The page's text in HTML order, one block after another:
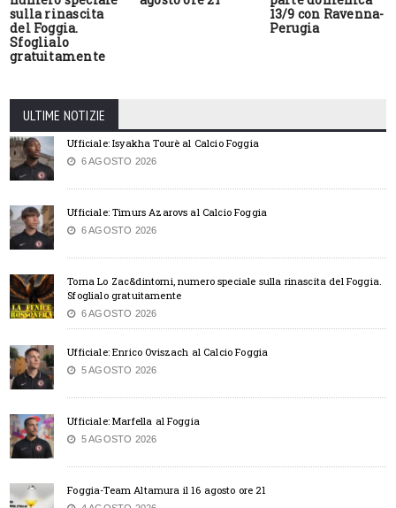
sulla rinascita
del Foggia.
Sfoglialo
gratuitamente
13/9 con Ravenna-
Perugia
ULTIME NOTIZIE
Ufficiale: Isyakha Tourè al Calcio Foggia
6 AGOSTO 2026
Ufficiale: Timurs Azarovs al Calcio Foggia
6 AGOSTO 2026
Torna Lo Zac&dintorni, numero speciale sulla rinascita del Foggia.
Sfoglialo gratuitamente
6 AGOSTO 2026
Ufficiale: Enrico Oviszach al Calcio Foggia
5 AGOSTO 2026
Ufficiale: Marfella al Foggia
5 AGOSTO 2026
Foggia-Team Altamura il 16 agosto ore 21